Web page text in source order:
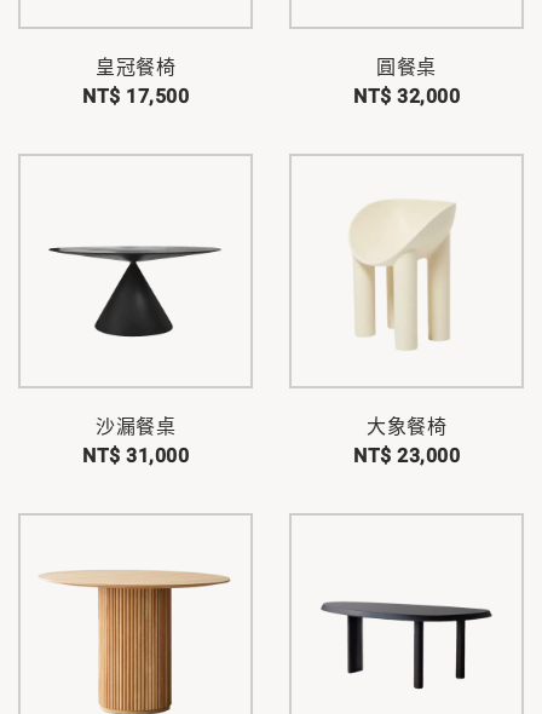
皇冠餐椅
NT$ 17,500
圓餐桌
NT$ 32,000
沙漏餐桌
NT$ 31,000
大象餐椅
NT$ 23,000